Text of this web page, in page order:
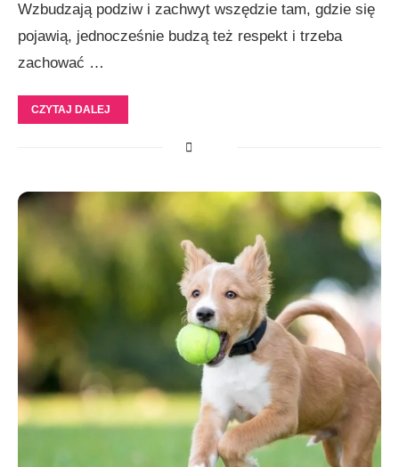
Wzbudzają podziw i zachwyt wszędzie tam, gdzie się
pojawią, jednocześnie budzą też respekt i trzeba
zachować …
CZYTAJ DALEJ